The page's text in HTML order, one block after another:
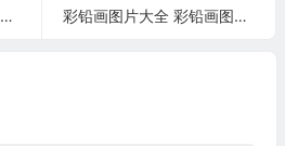
彩铅画图片大全 彩铅画图片大全花草